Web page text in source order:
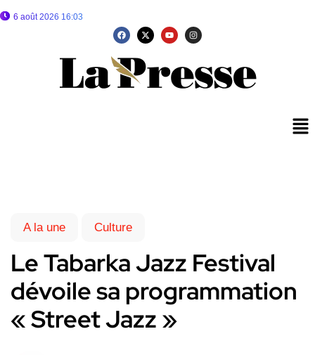
6 août 2026 16:03
A la une Culture
Le Tabarka Jazz Festival
dévoile sa programmation
« Street Jazz »